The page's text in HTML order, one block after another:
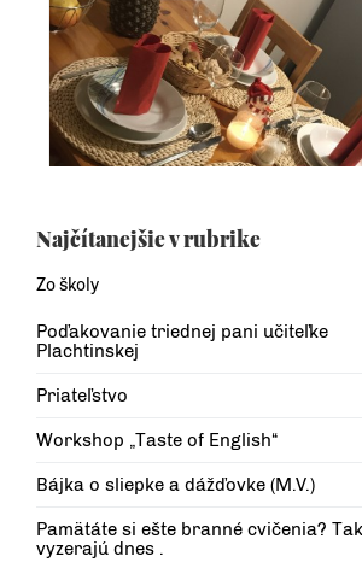
Najčítanejšie v rubrike
Zo školy
Poďakovanie triednej pani učiteľke
Plachtinskej
Priateľstvo
Workshop „Taste of English“
Bájka o sliepke a dážďovke (M.V.)
Pamätáte si ešte branné cvičenia?
vyzerajú dnes .